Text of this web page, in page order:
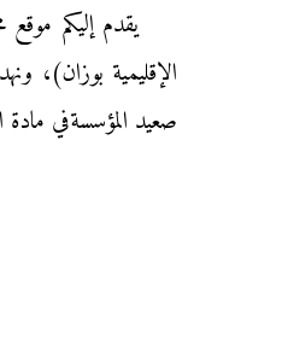
الإقليمية بوزان)،
صعيد المؤسسةفي مادة